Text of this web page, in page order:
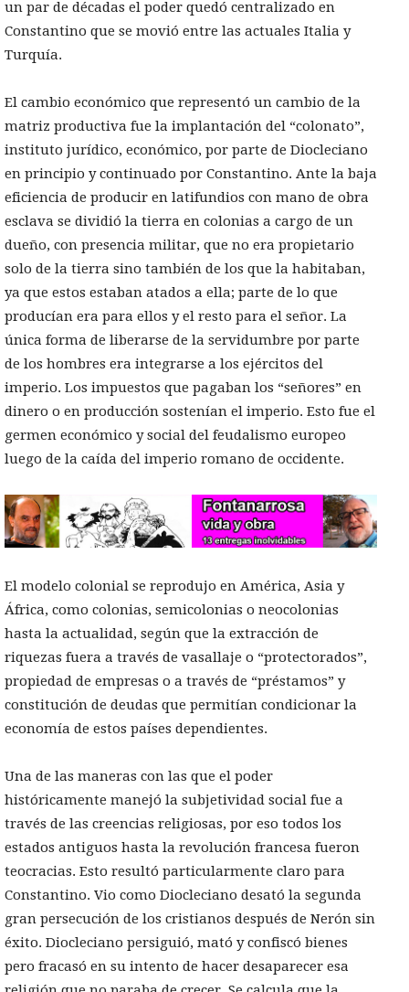
un par de décadas el poder quedó centralizado en
Constantino que se movió entre las actuales Italia y
Turquía.
El cambio económico que representó un cambio de la
matriz productiva fue la implantación del “colonato”,
instituto jurídico, económico, por parte de Diocleciano
en principio y continuado por Constantino. Ante la baja
eficiencia de producir en latifundios con mano de obra
esclava se dividió la tierra en colonias a cargo de un
dueño, con presencia militar, que no era propietario
solo de la tierra sino también de los que la habitaban,
ya que estos estaban atados a ella; parte de lo que
producían era para ellos y el resto para el señor. La
única forma de liberarse de la servidumbre por parte
de los hombres era integrarse a los ejércitos del
imperio. Los impuestos que pagaban los “señores” en
dinero o en producción sostenían el imperio. Esto fue el
germen económico y social del feudalismo europeo
luego de la caída del imperio romano de occidente.
El modelo colonial se reprodujo en América, Asia y
África, como colonias, semicolonias o neocolonias
hasta la actualidad, según que la extracción de
riquezas fuera a través de vasallaje o “protectorados”,
propiedad de empresas o a través de “préstamos” y
constitución de deudas que permitían condicionar la
economía de estos países dependientes.
Una de las maneras con las que el poder
históricamente manejó la subjetividad social fue a
través de las creencias religiosas, por eso todos los
estados antiguos hasta la revolución francesa fueron
teocracias. Esto resultó particularmente claro para
Constantino. Vio como Diocleciano desató la segunda
gran persecución de los cristianos después de Nerón sin
éxito. Diocleciano persiguió, mató y confiscó bienes
pero fracasó en su intento de hacer desaparecer esa